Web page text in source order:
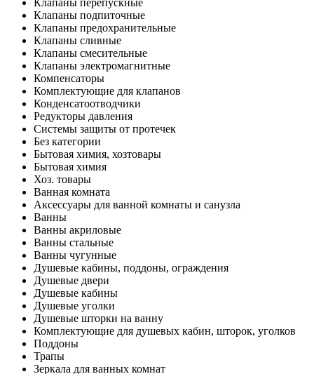
Клапаны перепускные
Клапаны подпиточные
Клапаны предохранительные
Клапаны сливные
Клапаны смесительные
Клапаны электромагнитные
Компенсаторы
Комплектующие для клапанов
Конденсатоотводчики
Редукторы давления
Системы защиты от протечек
Без категории
Бытовая химия, хозтовары
Бытовая химия
Хоз. товары
Ванная комната
Аксессуары для ванной комнаты и санузла
Ванны
Ванны акриловые
Ванны стальные
Ванны чугунные
Душевые кабины, поддоны, ограждения
Душевые двери
Душевые кабины
Душевые уголки
Душевые шторки на ванну
Комплектующие для душевых кабин, шторок, уголков
Поддоны
Трапы
Зеркала для ванных комнат